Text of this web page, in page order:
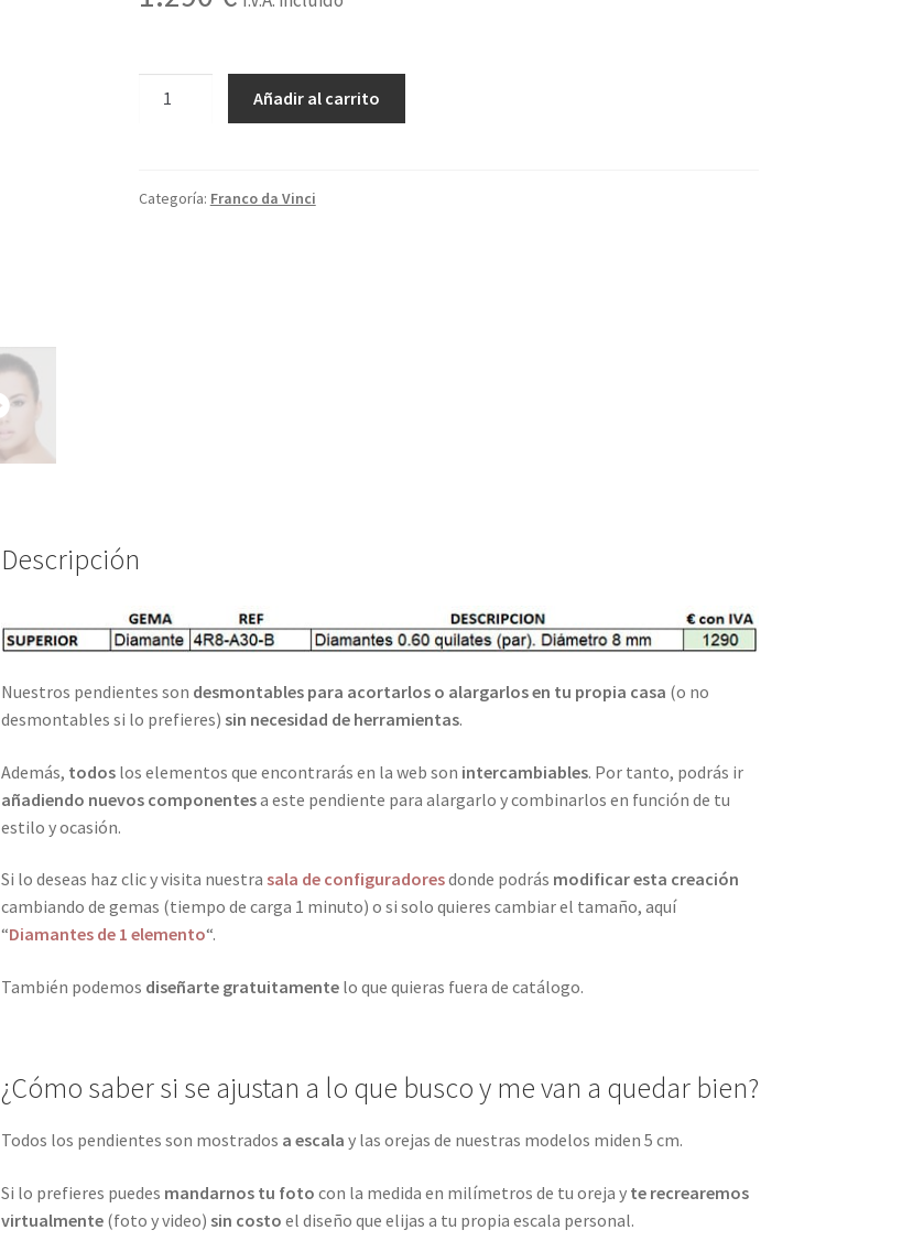
Añadir al carrito
Categoría: Franco da Vinci
Descripción
Nuestros pendientes son desmontables para acortarlos o alargarlos en tu propia casa (o no
desmontables si lo prefieres) sin necesidad de herramientas.
Además, todoslos elementos que encontrarás en la web son intercambiables. Por tanto, podrás ir
añadiendo nuevos componentesa este pendiente para alargarlo y combinarlos en función de tu
estilo y ocasión.
Si lo deseas haz clic y visita nuestra sala de configuradoresdonde podrás modificar esta creación
cambiando de gemas (tiempo de carga 1 minuto) o si solo quieres cambiar el tamaño, aquí
“Diamantes de 1 elemento“.
También podemos diseñarte gratuitamentelo que quieras fuera de catálogo.
¿Cómo saber si se ajustan a lo que busco y me van a quedar bien?
Todos los pendientes son mostrados a escala y las orejas de nuestras modelos miden 5 cm.
Si lo prefieres puedes mandarnos tu foto con la medida en milímetros de tu oreja y te recrearemos
virtualmente(foto y video) sin costo el diseño que elijas a tu propia escala personal.